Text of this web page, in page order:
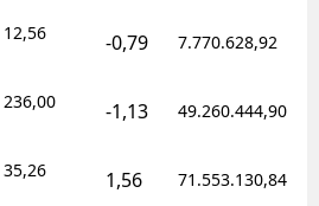
12,56 -0,79 7.770.628,92
236,00 -1,13 49.260.444,90
35,26 1,56 71.553.130,84